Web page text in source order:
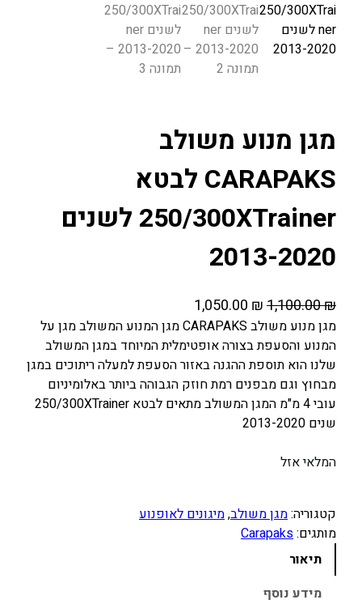
מגן מנוע משולב
CARAPAKS לבטא
250/300XTrainer לשנים
2013-2020
1,100.00₪
ה
מ
ח
י
ר
ה
י
ה
ה
1,050.00 ₪
מ
ח
י
ר
ה
י
מגן מנוע משולב CARAPAKS מגן המנוע המשולב מגן על
המנוע והסעפת בצורה אופטימלית המיוחד במגן המשולב
שלנו הוא תוספת ההגנה באזור הסעפת למעלה ריתוכים במגן
מבחוץ וגם מבפנים רמת חוזק הגבוהה ביותר באלומיניום
עובי 4 מ"מ המגן המשולב מתאים לבטא 250/300XTrainer
שנים 2013-2020
המלאי אזל
קטגוריה:מגן משולב, מיגונים לאופנוע
מותגים:Carapaks
תיאור
מידע נוסף